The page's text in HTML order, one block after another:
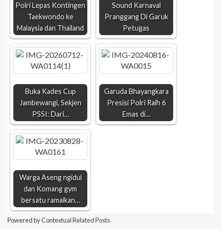
Polri Lepas Kontingen
Taekwondo ke
Malaysia dan Thailand
Sound Karnaval
Pranggang Di Garuk
Petugas
Buka Kades Cup
Jambewangi, Sekjen
PSSI: Dari…
Garuda Bhayangkara
Presisi Polri Raih 6
Emas di…
Warga Aseng ngidul
dan Komang gym
bersatu ramaikan…
Powered byContextual Related Posts